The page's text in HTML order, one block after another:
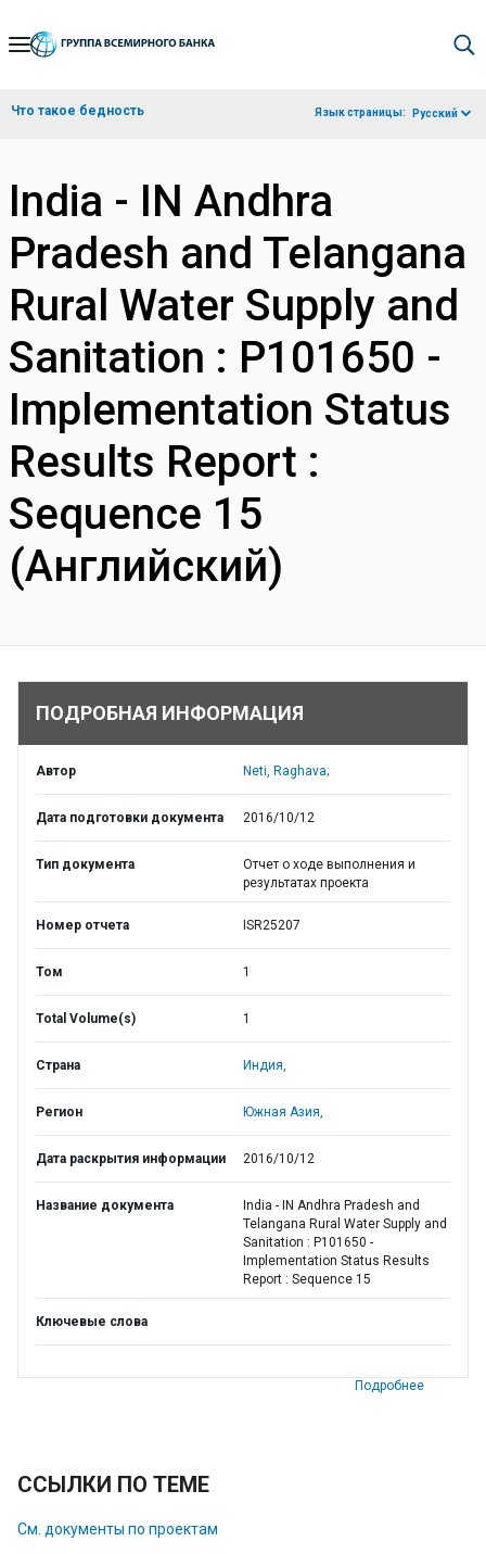
Skip
Navigation
Что такое бедность Язык страницы: Русский
India - IN Andhra
Pradesh and Telangana
Rural Water Supply and
Sanitation : P101650 -
Implementation Status
Results Report :
Sequence 15
(Английский)
ПОДРОБНАЯ ИНФОРМАЦИЯ
Автор Neti, Raghava;
Дата подготовки документа 2016/10/12
Тип документа
Отчет о ходе выполнения и
результатах проекта
Номер отчета ISR25207
Том 1
Total Volume(s) 1
Страна Индия,
Регион Южная Азия,
Дата раскрытия информации 2016/10/12
Название документа
India - IN Andhra Pradesh and
Telangana Rural Water Supply and
Sanitation : P101650 -
Implementation Status Results
Report : Sequence 15
Ключевые слова
Подробнее
ССЫЛКИ ПО ТЕМЕ
См. документы по проектам